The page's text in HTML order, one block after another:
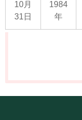
10月
31日
1984
年